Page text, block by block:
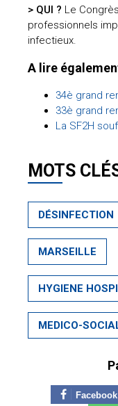
> QUI ? Le
professionnels
infectieux.
A lire
34è grand
33è grand
La SF2H
MOTS
DÉSINFECTION
MARSEILLE
HYGIENE
MEDICO-
Facebook